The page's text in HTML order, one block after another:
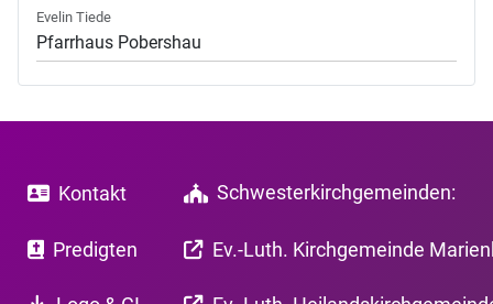
Evelin Tiede
Pfarrhaus Pobershau
Kontakt
Predigten
Schwesterkirchgemeinden:
Ev.-Luth. Kirchgemeinde